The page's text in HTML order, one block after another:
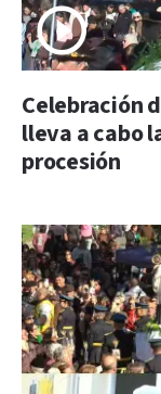
Celebración
lleva a cabo
procesión